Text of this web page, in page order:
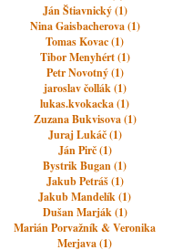
Ján Štiavnický (1)
Nina Gaisbacherova (1)
Tomas Kovac (1)
Tibor Menyhért (1)
Petr Novotný (1)
jaroslav čollák (1)
lukas.kvokacka (1)
Zuzana Bukvisova (1)
Juraj Lukáč (1)
Ján Pirč (1)
Bystrik Bugan (1)
Jakub Petráš (1)
Jakub Mandelík (1)
Dušan Marják (1)
Marián Porvažník & Veronika
Merjava (1)